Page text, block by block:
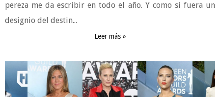
pereza me da escribir en todo el año. Y como si fuera un
designio del destin...
Leer más »